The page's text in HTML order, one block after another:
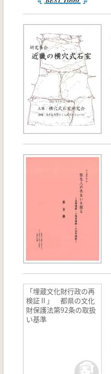
「埋蔵文化財行政の再
検証Ⅱ」 都県の文化
財保護法第92条の取扱
い基準